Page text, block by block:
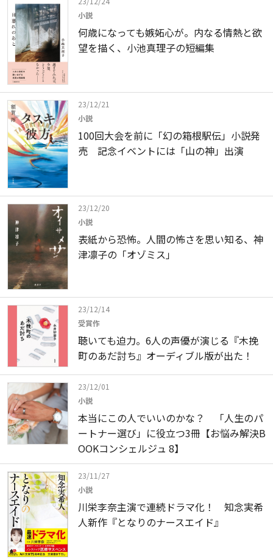
小説
何歳になっても嫉妬心が。内なる情熱と欲
望を描く、小池真理子の短編集
23/12/21
小説
100回大会を前に「幻の箱根駅伝」小説発
売 記念イベントには「山の神」出演
23/12/20
小説
表紙から恐怖。人間の怖さを思い知る、神
津凛子の「オゾミス」
23/12/14
受賞作
聴いても迫力。6人の声優が演じる『木挽
町のあだ討ち』オーディブル版が出た！
23/12/01
小説
本当にこの人でいいのかな？ 「人生のパ
ートナー選び」に役立つ3冊【お悩み解決B
OOKコンシェルジュ 8】
23/11/27
小説
川栄李奈主演で連続ドラマ化！ 知念実希
人新作『となりのナースエイド』